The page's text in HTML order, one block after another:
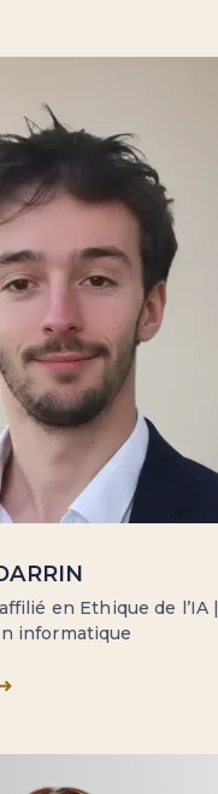
en Ethique de l’IA |
informatique